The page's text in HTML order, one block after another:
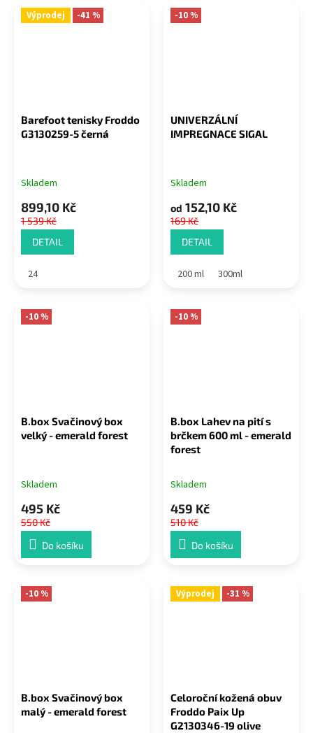
Výprodej -41 %
Barefoot tenisky Froddo
G3130259-5 černá
Skladem
899,10 Kč
1 539 Kč
DETAIL
24
-10 %
UNIVERZÁLNÍ
IMPREGNACE SIGAL
Skladem
od 152,10 Kč
169 Kč
DETAIL
200 ml 300ml
-10 %
B.box Svačinový box
velký - emerald forest
Skladem
495 Kč
550 Kč
Do košíku
-10 %
B.box Lahev na pití s
brčkem 600 ml - emerald
forest
Skladem
459 Kč
510 Kč
Do košíku
-10 %
B.box Svačinový box
malý - emerald forest
Výprodej -31 %
Celoroční kožená obuv
Froddo Paix Up
G2130346-19 olive